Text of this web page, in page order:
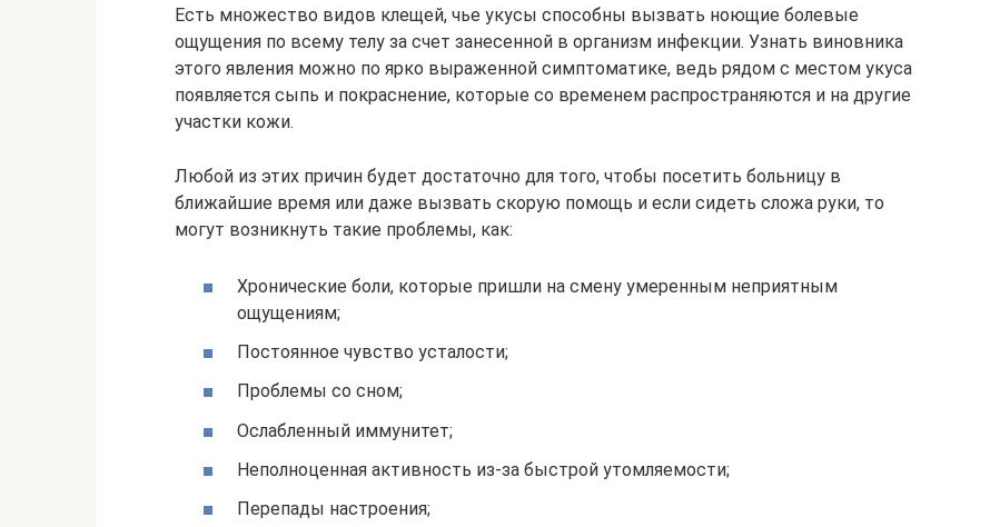
Есть множество видов клещей, чье укусы способны вызвать ноющие болевые
ощущения по всему телу за счет занесенной в организм инфекции. Узнать виновника
этого явления можно по ярко выраженной симптоматике, ведь рядом с местом укуса
появляется сыпь и покраснение, которые со временем распространяются и на другие
участки кожи.
Любой из этих причин будет достаточно для того, чтобы посетить больницу в
ближайшие время или даже вызвать скорую помощь и если сидеть сложа руки, то
могут возникнуть такие проблемы, как:
Хронические боли, которые пришли на смену умеренным неприятным
ощущениям;
Постоянное чувство усталости;
Проблемы со сном;
Ослабленный иммунитет;
Неполноценная активность из-за быстрой утомляемости;
Перепады настроения;